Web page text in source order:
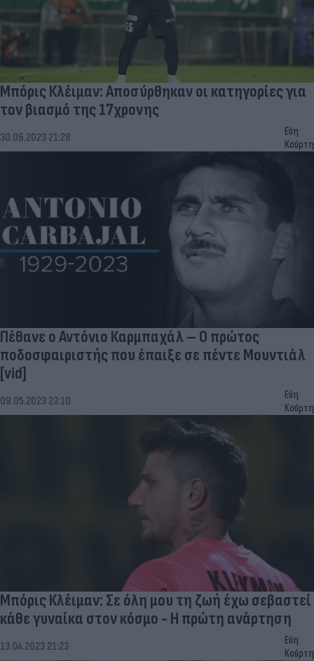
Μπόρις Κλέιμαν: Αποσύρθηκαν οι κατηγορίες για
τον βιασμό της 17χρονης
30.06.2023 21:28
Εύη
Κούρτη
Πέθανε ο Αντόνιο Καρμπαχάλ – Ο πρώτος
ποδοσφαιριστής που έπαιξε σε πέντε Μουντιάλ
[vid]
09.05.2023 23:10
Εύη
Κούρτη
Μπόρις Κλέιμαν: Σε όλη μου τη ζωή έχω σεβαστεί
κάθε γυναίκα στον κόσμο - Η πρώτη ανάρτηση
13.04.2023 21:23
Εύη
Κούρτη